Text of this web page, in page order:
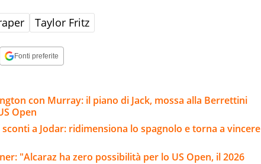
Taylor Fritz
Fonti preferite
con Murray: il piano di Jack, mossa alla Berrettini
Open
a Jodar: ridimensiona lo spagnolo e torna a vincere
"Alcaraz ha zero possibilità per lo US Open, il 2026